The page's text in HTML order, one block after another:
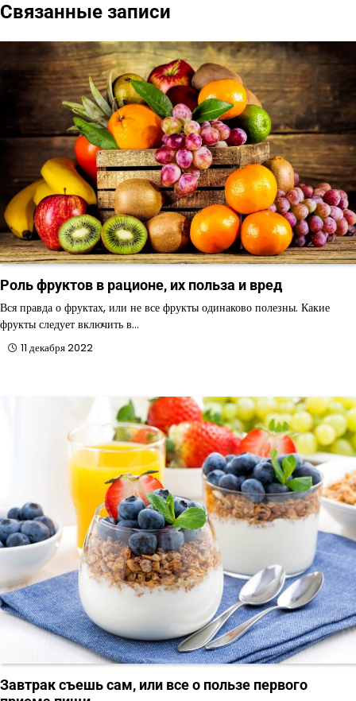
записям
Связанные записи
Роль фруктов в рационе, их польза и вред
Вся правда о фруктах, или не все фрукты одинаково полезны. Какие
фрукты следует включить в…
11 декабря 2022
Завтрак съешь сам, или все о пользе первого